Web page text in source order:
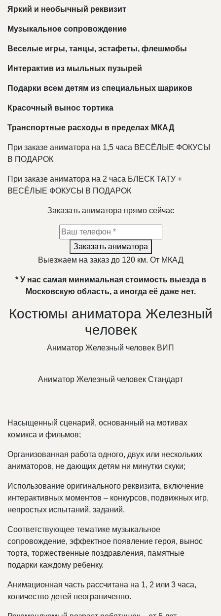
Яркий и необычный реквизит
Музыкальное сопровождение
Веселые игры, танцы, эстафеты, флешмобы
Интерактив из мыльных пузырей
Подарки всем детям из специальных шариков
Красочный вынос тортика
Транспортные расходы в пределах МКАД
При заказе аниматора на 1,5 часа ВЕСЁЛЫЕ ФОКУСЫ
В ПОДАРОК
При заказе аниматора на 2 часа БЛЕСК ТАТУ +
ВЕСЁЛЫЕ ФОКУСЫ В ПОДАРОК
Заказать аниматора прямо сейчас
Заказать аниматора
Выезжаем на заказ до 120 км. От МКАД
* У нас самая минимальная стоимость выезда в
Московскую область, а иногда её даже нет.
Костюмы аниматора Железный
человек
Аниматор Железный человек ВИП
Аниматор Железный человек Стандарт
Насыщенный сценарий, основанный на мотивах
комикса и фильмов;
Организованная работа одного, двух или нескольких
аниматоров, не дающих детям ни минутки скуки;
Использование оригинального реквизита, включение
интерактивных моментов – конкурсов, подвижных игр,
непростых испытаний, заданий.
Соответствующее тематике музыкальное
сопровождение, эффектное появление героя, вынос
торта, торжественные поздравления, памятные
подарки каждому ребенку.
Анимационная часть рассчитана на 1, 2 или 3 часа,
количество детей неограниченно.